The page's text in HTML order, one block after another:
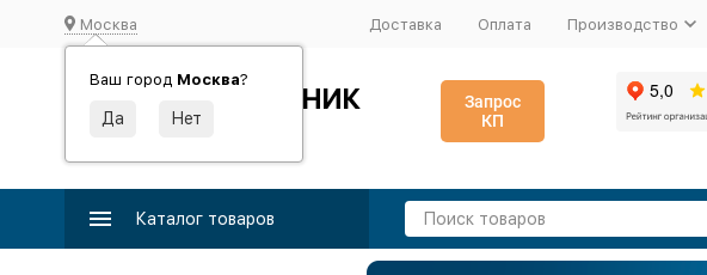
Москва
Ваш город Москва?
Доставка Оплата Производство
ИДЕАЛЬНЫЙ ТУРНИК
Производство и поставка спортивного оборудования
Запрос
КП
Каталог товаров